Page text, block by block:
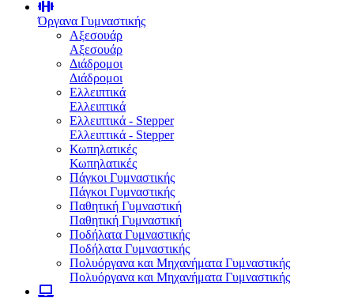
Όργανα Γυμναστικής
Αξεσουάρ
Αξεσουάρ
Διάδρομοι
Διάδρομοι
Ελλειπτικά
Ελλειπτικά
Ελλειπτικά - Stepper
Ελλειπτικά - Stepper
Κωπηλατικές
Κωπηλατικές
Πάγκοι Γυμναστικής
Πάγκοι Γυμναστικής
Παθητική Γυμναστική
Παθητική Γυμναστική
Ποδήλατα Γυμναστικής
Ποδήλατα Γυμναστικής
Πολυόργανα και Μηχανήματα Γυμναστικής
Πολυόργανα και Μηχανήματα Γυμναστικής